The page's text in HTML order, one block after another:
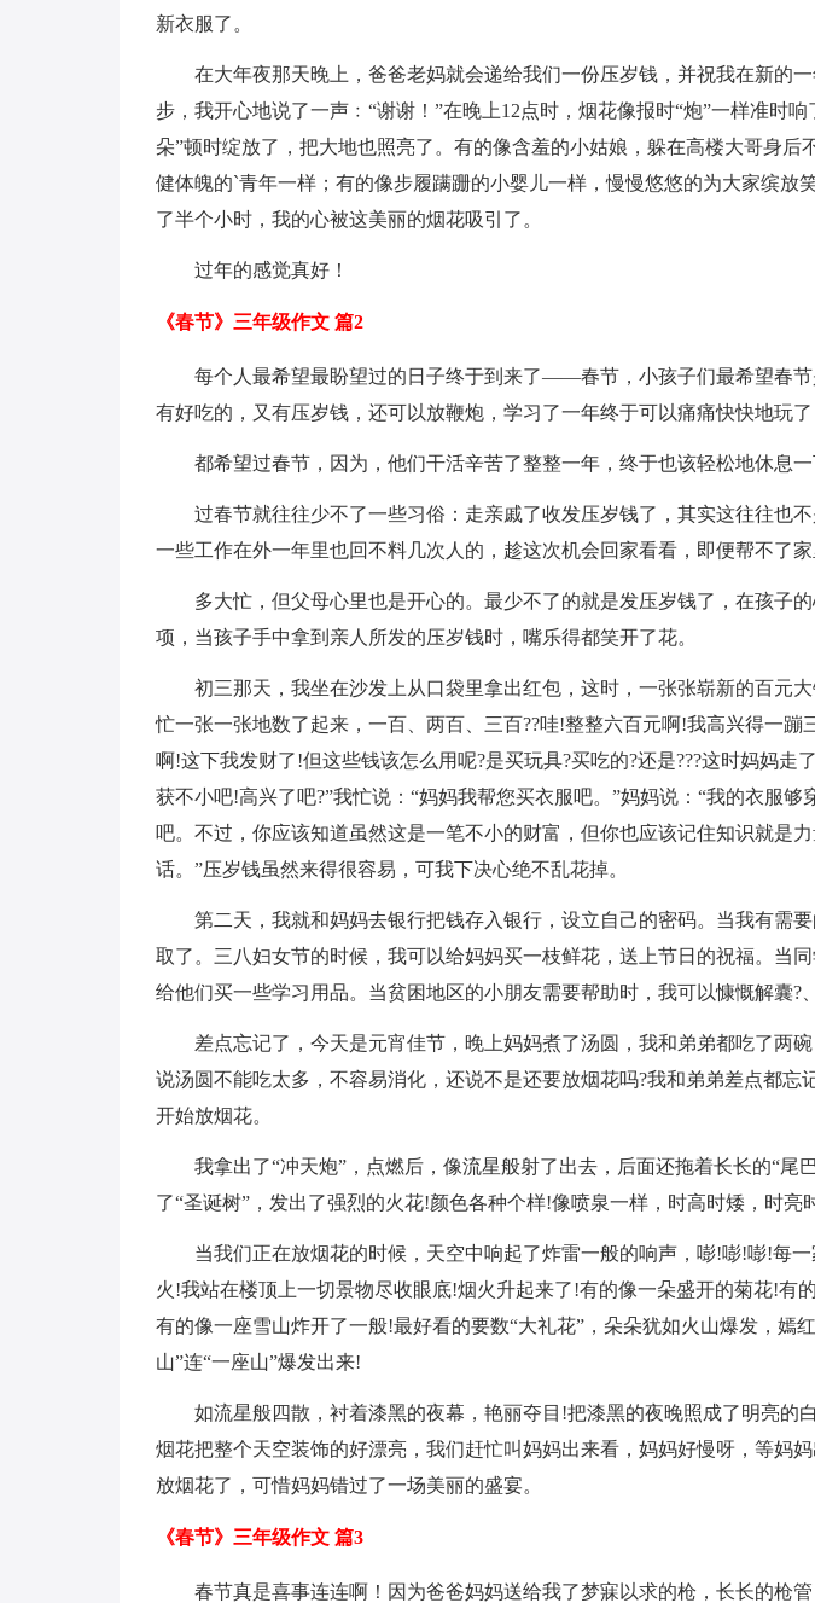
新衣服了。
在大年夜那天晚上，爸爸老妈就会递给我们一份压岁钱，并祝我在新的
步，我开心地说了一声﹕“谢谢！”在晚上12点时，烟花像报时“炮”一样准时
朵”顿时绽放了，把大地也照亮了。有的像含羞的小姑娘，躲在高楼大哥身后
健体魄的`青年一样；有的像步履蹒跚的小婴儿一样，慢慢悠悠的为大家缤放
了半个小时，我的心被这美丽的烟花吸引了。
过年的感觉真好！
《春节》三年级作文 篇2
每个人最希望最盼望过的日子终于到来了——春节，小孩子们最希望春节
有好吃的，又有压岁钱，还可以放鞭炮，学习了一年终于可以痛痛快快地玩
都希望过春节，因为，他们干活辛苦了整整一年，终于也该轻松地休息一
过春节就往往少不了一些习俗：走亲戚了收发压岁钱了，其实这往往也
一些工作在外一年里也回不料几次人的，趁这次机会回家看看，即便帮不了家
多大忙，但父母心里也是开心的。最少不了的就是发压岁钱了，在孩子
项，当孩子手中拿到亲人所发的压岁钱时，嘴乐得都笑开了花。
初三那天，我坐在沙发上从口袋里拿出红包，这时，一张张崭新的百元
忙一张一张地数了起来，一百、两百、三百??哇!整整六百元啊!我高兴得一蹦
啊!这下我发财了!但这些钱该怎么用呢?是买玩具?买吃的?还是???这时妈妈走
获不小吧!高兴了吧?”我忙说：“妈妈我帮您买衣服吧。”妈妈说：“我的衣服够
吧。不过，你应该知道虽然这是一笔不小的财富，但你也应该记住知识就是
话。”压岁钱虽然来得很容易，可我下决心绝不乱花掉。
第二天，我就和妈妈去银行把钱存入银行，设立自己的密码。当我有需
取了。三八妇女节的时候，我可以给妈妈买一枝鲜花，送上节日的祝福。当
给他们买一些学习用品。当贫困地区的小朋友需要帮助时，我可以慷慨解囊?、
差点忘记了，今天是元宵佳节，晚上妈妈煮了汤圆，我和弟弟都吃了两
说汤圆不能吃太多，不容易消化，还说不是还要放烟花吗?我和弟弟差点都忘
开始放烟花。
我拿出了“冲天炮”，点燃后，像流星般射了出去，后面还拖着长长的“尾
了“圣诞树”，发出了强烈的火花!颜色各种个样!像喷泉一样，时高时矮，时亮
当我们正在放烟花的时候，天空中响起了炸雷一般的响声，嘭!嘭!嘭!每
火!我站在楼顶上一切景物尽收眼底!烟火升起来了!有的像一朵盛开的菊花!有
有的像一座雪山炸开了一般!最好看的要数“大礼花”，朵朵犹如火山爆发，嫣
山”连“一座山”爆发出来!
如流星般四散，衬着漆黑的夜幕，艳丽夺目!把漆黑的夜晚照成了明亮的
烟花把整个天空装饰的好漂亮，我们赶忙叫妈妈出来看，妈妈好慢呀，等妈
放烟花了，可惜妈妈错过了一场美丽的盛宴。
《春节》三年级作文 篇3
春节真是喜事连连啊！因为爸爸妈妈送给我了梦寐以求的枪，长长的枪